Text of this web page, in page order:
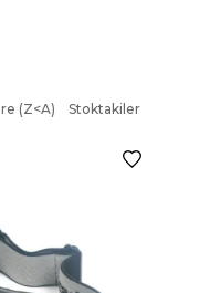
(Z<A) Stoktakiler